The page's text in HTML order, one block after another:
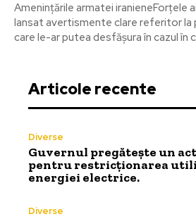
Amenințările armatei iranieneForțele
lansat avertismente clare referitor la
care le-ar putea desfășura în cazul în
Articole recente
Diverse
Guvernul pregătește un
pentru restricționarea
energiei electrice.
Diverse